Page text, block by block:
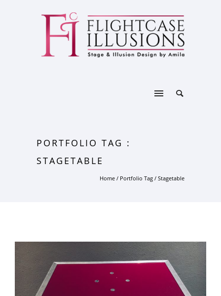
PORTFOLIO TAG :
STAGETABLE
Home / Portfolio Tag / Stagetable
STAGE TABLE: TRAVELLER